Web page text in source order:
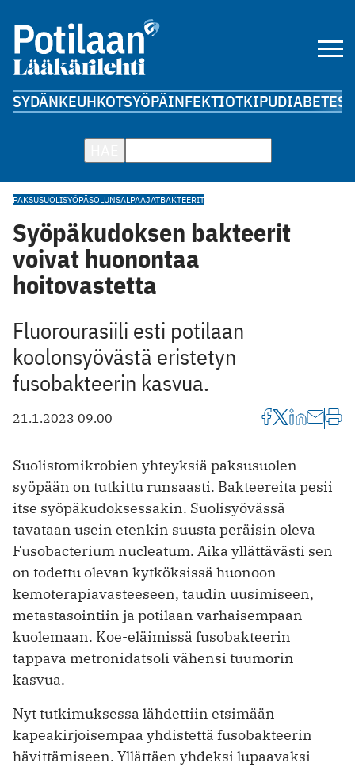
SYDÄNKEUHKOTSYÖPÄINFEKTIOTKIPUDIABETES
PAKSUSUOLISYÖPÄSOLUNSALPAAJATBAKTEERIT
Syöpäkudoksen bakteerit
voivat huonontaa
hoitovastetta
Fluorourasiili esti potilaan
koolonsyövästä eristetyn
fusobakteerin kasvua.
21.1.2023 09.00
Suolistomikrobien yhteyksiä paksusuolen
syöpään on tutkittu runsaasti. Bakteereita pesii
itse syöpäkudoksessakin. Suolisyövässä
tavataan usein etenkin suusta peräisin oleva
Fusobacterium nucleatum. Aika yllättävästi sen
on todettu olevan kytköksissä huonoon
kemoterapiavasteeseen, taudin uusimiseen,
metastasointiin ja potilaan varhaisempaan
kuolemaan. Koe-eläimissä fusobakteerin
tappava metronidatsoli vähensi tuumorin
kasvua.
Nyt tutkimuksessa lähdettiin etsimään
kapeakirjoisempaa yhdistettä fusobakteerin
hävittämiseen. Yllättäen yhdeksi lupaavaksi